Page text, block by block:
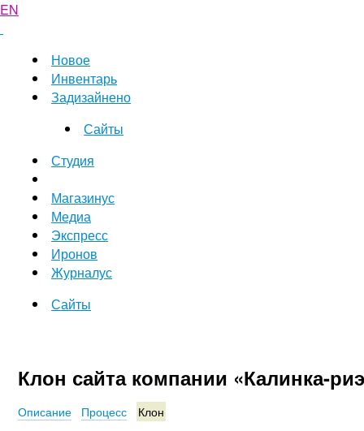
EN
Новое
Инвентарь
Задизайнено
Сайты
Студия
Магазинус
Медиа
Экспресс
Иронов
Журналус
Сайты
Клон сайта компании «Калинка-
Описание Процесс Клон